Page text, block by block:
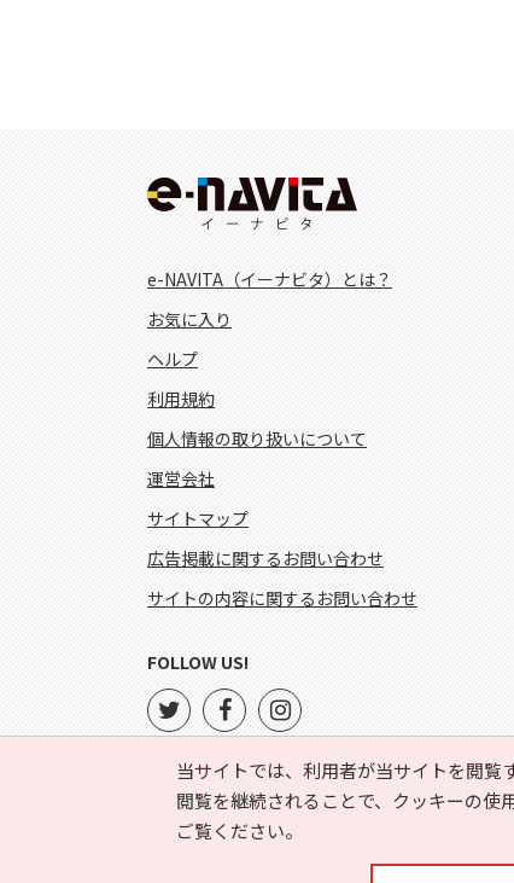
当サイトでは、利用者が当サイトを閲
閲覧を継続されることで、クッキーの使
ご覧ください。
e-NAVITA（イーナビタ）とは？
お気に入り
ヘルプ
利用規約
個人情報の取り扱いについて
運営会社
サイトマップ
広告掲載に関するお問い合わせ
サイトの内容に関するお問い合わせ
FOLLOW US!